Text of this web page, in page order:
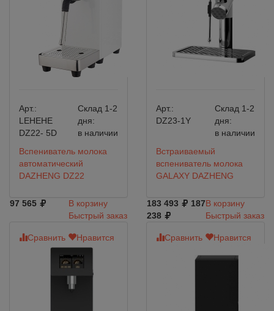
Арт.:
LEHEHE
DZ22- 5D
Склад 1-2
дня:
в наличии
Вспениватель молока
автоматический
DAZHENG DZ22
97 565
В корзину
Быстрый заказ
Арт.:
DZ23-1Y
Склад 1-2
дня:
в наличии
Встраиваемый
вспениватель молока
GALAXY DAZHENG
183 493
187
238
В корзину
Быстрый заказ
Сравнить Нравится Сравнить Нравится